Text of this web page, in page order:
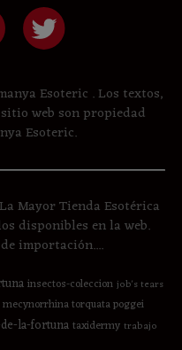
Esoteric . Los textos,
web son propiedad
Esoteric.
Mayor Tienda Esotérica
disponibles en la web.
importación....
insectos-coleccion job's tears
mecynorrhina torquata poggei
la-fortunataxidermy trabajo